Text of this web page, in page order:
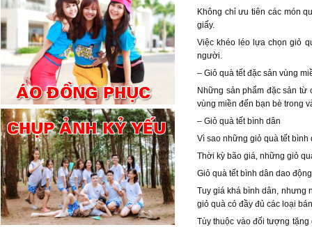
Không chỉ ưu tiên các món
giấy.
Việc khéo léo lựa chọn giỏ
người.
– Giỏ quà tết đặc sản vùng
Những sản phẩm đặc sản
vùng miền đến bạn bè trong
– Giỏ quà tết bình dân
Vì sao những giỏ quà tết
Thời kỳ bão giá, những giỏ
Giỏ quà tết bình dân dao
Tuy giá khá bình dân, nhưng
giỏ quà có đầy đủ các loại
Tùy thuộc vào đối tượng